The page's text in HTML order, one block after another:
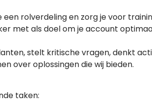
rolverdeling en zorg je voor
met als doel om je account
stelt kritische vragen, denkt
over oplossingen die wij bieden.
taken: